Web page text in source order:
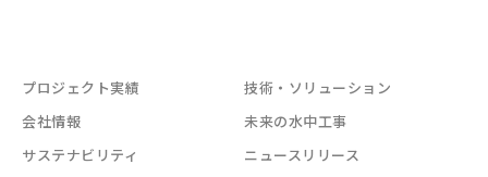
プロジェクト実績
技術・ソリューション
会社情報
未来の水中工事
サステナビリティ
ニュースリリース